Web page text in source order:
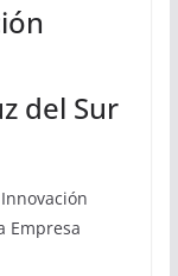
del Sur
Empresa